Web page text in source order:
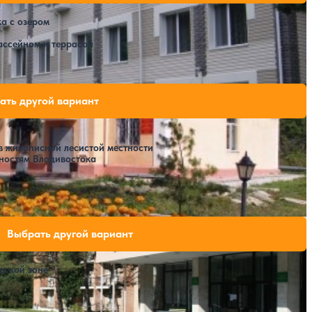
с озером
и террасой
лесистой местности
Владивостока
мест на выбранные даты
другой вариант
зоне
свободных мест на выбранные даты
Выбрать другой вариант